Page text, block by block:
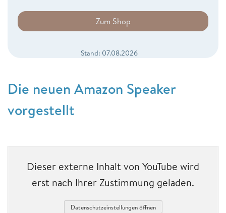
Zum Shop
Stand: 07.08.2026
Die neuen Amazon Speaker
vorgestellt
Dieser externe Inhalt von YouTube wird
erst nach Ihrer Zustimmung geladen.
Datenschutzeinstellungen öffnen